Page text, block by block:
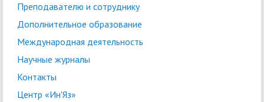
Преподавателю и сотруднику
Дополнительное образование
Международная деятельность
Научные журналы
Контакты
Центр «Ин'Яз»